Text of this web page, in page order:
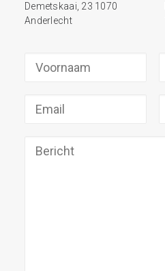
Demetskaai, 23 1070
Anderlecht